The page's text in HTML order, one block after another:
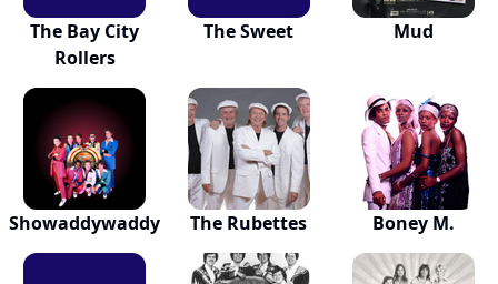
The Bay City
Rollers
The Sweet Mud
Showaddywaddy The Rubettes Boney M.